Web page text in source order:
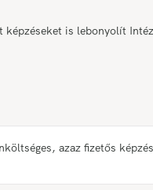
képzéseket is lebonyolít
azaz fizetős